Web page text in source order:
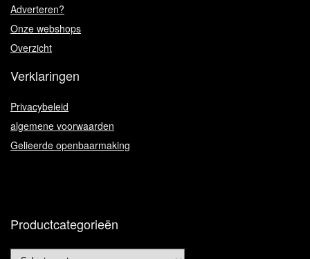
Adverteren?
Onze webshops
Overzicht
Verklaringen
Privacybeleid
algemene voorwaarden
Gelieerde openbaarmaking
Productcategorieën